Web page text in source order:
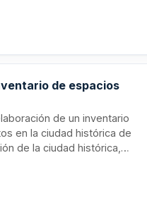
de Galicia y se
normativo en materia
de espacios
de un inventario
en la ciudad histórica de
de la ciudad histórica,
responsable de
con pluralidad